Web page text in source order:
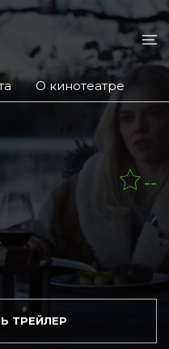
О кинотеатре
--
ТРЕЙЛЕР